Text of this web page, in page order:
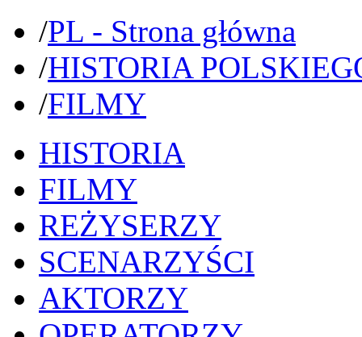
/PL - Strona główna
/HISTORIA
/FILMY
HISTORIA
FILMY
REŻYSERZY
SCENARZYŚCI
AKTORZY